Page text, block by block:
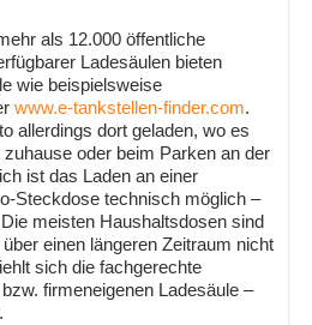
als 12.000 öffentliche
Ladesäulen bieten
wie beispielsweise
www.e-tankstellen-finder.com.
allerdings dort geladen, wo es
oder beim Parken an der
ist das Laden an einer
Steckdose technisch möglich –
meisten Haushaltsdosen sind
einen längeren Zeitraum nicht
sich die fachgerechte
firmeneigenen Ladesäule –